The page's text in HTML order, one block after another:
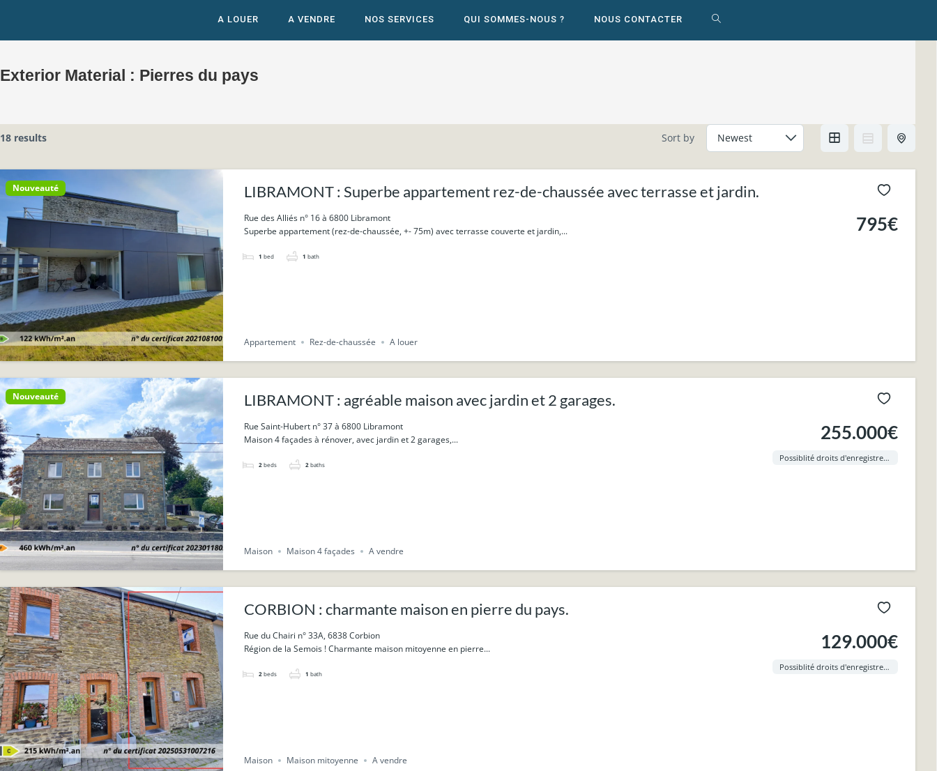
A LOUER A VENDRE NOS SERVICES QUI SOMMES-NOUS ? NOUS CONTACTER TOGGLE
Exterior Material : Pierres du pays
18 results Sort by
Nouveauté LIBRAMONT : Superbe appartement rez-de-chaussée avec terrasse et jardin.
Rue des Alliés n° 16 à 6800 Libramont
Superbe appartement (rez-de-chaussée, +- 75m) avec terrasse couverte et jardin,...
1 bed 1 bath
795€
Appartement Rez-de-chaussée A louer
Nouveauté LIBRAMONT : agréable maison avec jardin et 2 garages.
Rue Saint-Hubert n° 37 à 6800 Libramont
Maison 4 façades à rénover, avec jardin et 2 garages,...
2 beds 2 baths
255.000€
Possiblité droits d'enregistrement à 3% !
Maison Maison 4 façades A vendre
CORBION : charmante maison en pierre du pays.
Rue du Chairi n° 33A, 6838 Corbion
Région de la Semois ! Charmante maison mitoyenne en pierre...
2 beds 1 bath
129.000€
Possiblité droits d'enregistrement à 3% !
Maison Maison mitoyenne A vendre